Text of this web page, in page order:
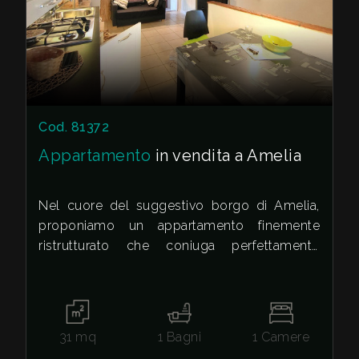
Cod. 81372
Appartamento in vendita a Amelia
Nel cuore del suggestivo borgo di Amelia,
proponiamo un appartamento finemente
ristrutturato che coniuga perfettamente
soggiorno impreziosito da un caratteristico
camino e un funzionale angolo cottura,
mentre la camera matrimoniale regala una
31 mq 1 Bagni 1 Camere